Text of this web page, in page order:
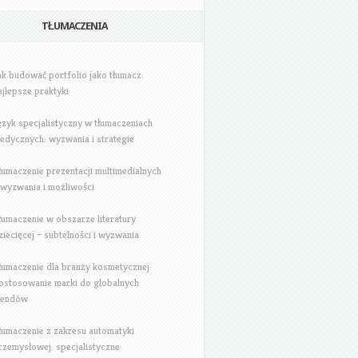
TŁUMACZENIA
budować portfolio jako tłumacz:
praktyki
specjalistyczny w tłumaczeniach
wyzwania i strategie
prezentacji multimedialnych
i możliwości
w obszarze literatury
– subtelności i wyzwania
dla branży kosmetycznej:
marki do globalnych
z zakresu automatyki
specjalistyczne